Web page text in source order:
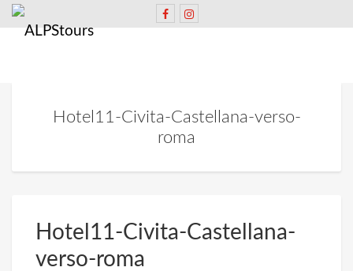
Hotel11-Civita-Castellana-verso-
roma
Hotel11-Civita-Castellana-
verso-roma